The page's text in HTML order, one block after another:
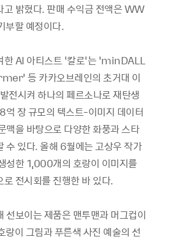
고 밝혔다. 판매 수익금 전액은 WW
부할 예정이다.
한 AI 아티스트 ‘칼로’는 ‘minDALL
등 카카오브레인의 초거대 이
전시켜 하나의 페르소나로 재탄생
억 장 규모의 텍스트-이미지 데이터
맥을 바탕으로 다양한 화풍과 스타
수 있다. 올해 6월에는 고상우 작가
성한 1,000개의 호랑이 이미지를
전시회를 진행한 바 있다.
선보이는 제품은 맨투맨과 머그컵이
랑이 그림과 푸른색 사진 예술의 선